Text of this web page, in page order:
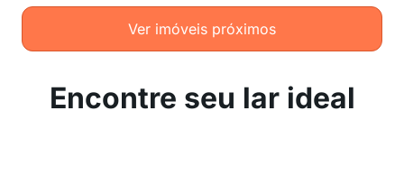
Ver imóveis próximos
Encontre seu lar ideal